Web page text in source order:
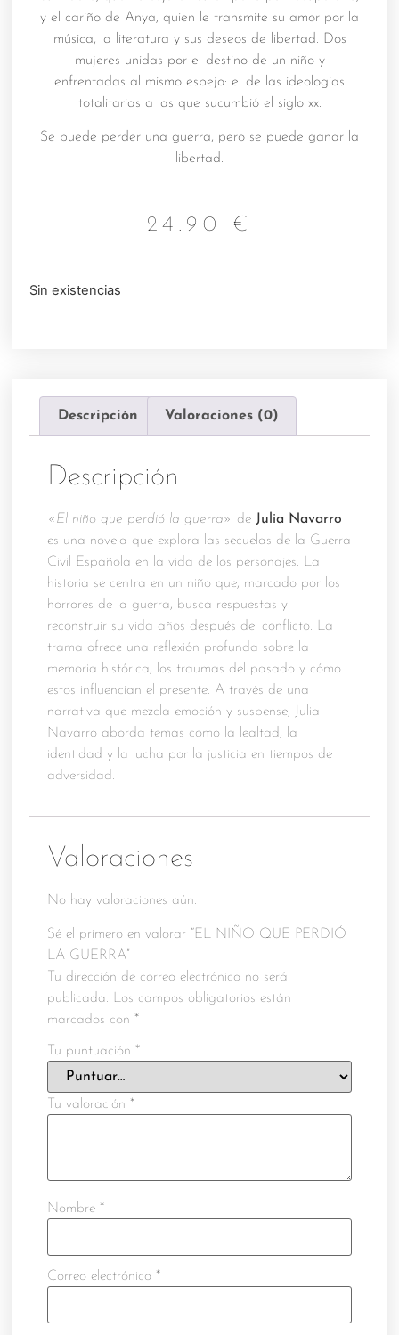
y el cariño de Anya, quien le transmite su amor por la
música, la literatura y sus deseos de libertad. Dos
mujeres unidas por el destino de un niño y
enfrentadas al mismo espejo: el de las ideologías
totalitarias a las que sucumbió el siglo xx.
Se puede perder una guerra, pero se puede ganar la
libertad.
24.90 €
Sin existencias
Descripción Valoraciones (0)
Descripción
«El niño que perdió la guerra» de Julia Navarro
es una novela que explora las secuelas de la Guerra
Civil Española en la vida de los personajes. La
historia se centra en un niño que, marcado por los
horrores de la guerra, busca respuestas y
reconstruir su vida años después del conflicto. La
trama ofrece una reflexión profunda sobre la
memoria histórica, los traumas del pasado y cómo
estos influencian el presente. A través de una
narrativa que mezcla emoción y suspense, Julia
Navarro aborda temas como la lealtad, la
identidad y la lucha por la justicia en tiempos de
adversidad.
Valoraciones
No hay valoraciones aún.
Sé el primero en valorar “EL NIÑO QUE PERDIÓ
LA GUERRA”
Tu dirección de correo electrónico no será
publicada. Los campos obligatorios están
marcados con *
Tu puntuación *
Tu valoración *
Nombre *
Correo electrónico *